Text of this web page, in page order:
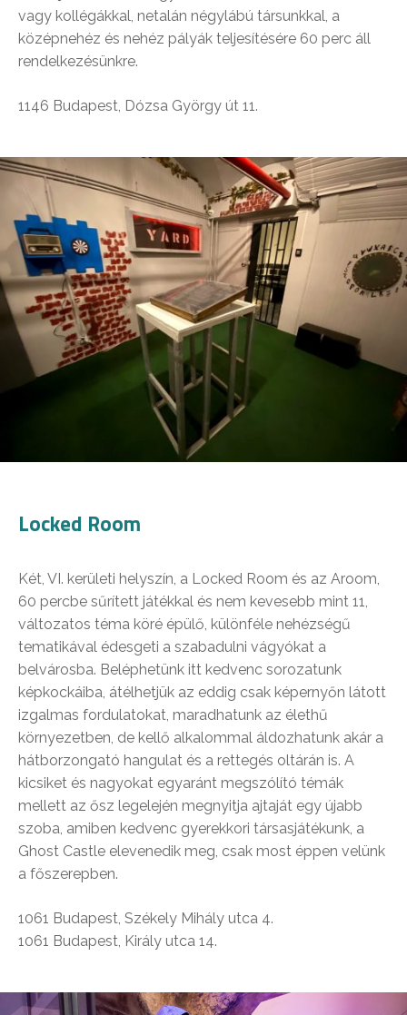
vagy kollégákkal, netalán négylábú társunkkal, a
középnehéz és nehéz pályák teljesítésére 60 perc áll
rendelkezésünkre.
1146 Budapest, Dózsa György út 11.
Locked Room
Két, VI. kerületi helyszín, a Locked Room és az Aroom,
60 percbe sűrített játékkal és nem kevesebb mint 11,
változatos téma köré épülő, különféle nehézségű
tematikával édesgeti a szabadulni vágyókat a
belvárosba. Beléphetünk itt kedvenc sorozatunk
képkockáiba, átélhetjük az eddig csak képernyőn látott
izgalmas fordulatokat, maradhatunk az élethű
környezetben, de kellő alkalommal áldozhatunk akár a
hátborzongató hangulat és a rettegés oltárán is. A
kicsiket és nagyokat egyaránt megszólító témák
mellett az ősz legelején megnyitja ajtaját egy újabb
szoba, amiben kedvenc gyerekkori társasjátékunk, a
Ghost Castle elevenedik meg, csak most éppen velünk
a főszerepben.
1061 Budapest, Székely Mihály utca 4.
1061 Budapest, Király utca 14.